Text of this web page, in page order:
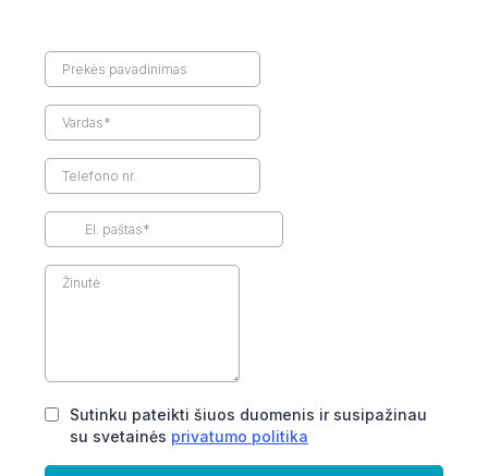
Sutinku pateikti šiuos duomenis ir susipažinau
su svetainės privatumo politika